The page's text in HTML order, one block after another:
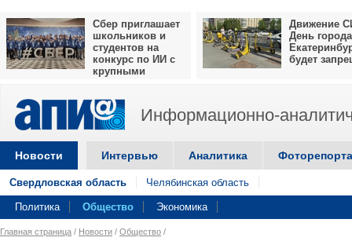
Сбер приглашает
школьников и
студентов на
конкурс по ИИ с
крупными
Движение
День города
будет
Информационно-
Новости Интервью Аналитика
Свердловская область Челябинская область
Политика Общество Экономика
Главная страница / Новости / Общество /